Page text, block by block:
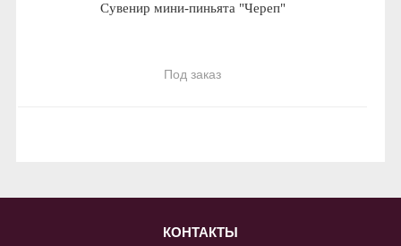
Сувенир мини-пиньята "Череп"
Под заказ
КОНТАКТЫ